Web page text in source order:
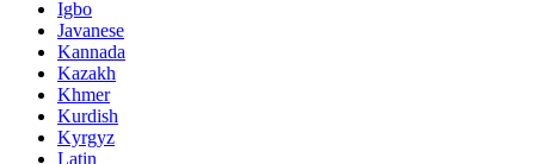
Igbo
Javanese
Kannada
Kazakh
Khmer
Kurdish
Kyrgyz
Latin